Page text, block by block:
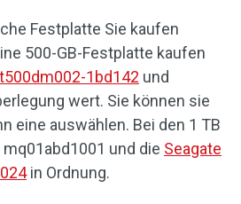
Festplatte Sie kaufen
500-GB-Festplatte kaufen
1bd142 und
wert. Sie können sie
eine auswählen. Bei den 1 TB
und die Seagate
in Ordnung.